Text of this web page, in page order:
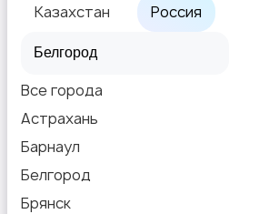
Шкафы и комоды
Казахстан Россия
Все города
Астрахань
Барнаул
Белгород
Брянск